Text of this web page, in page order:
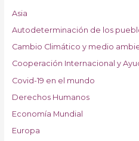
Asia
Autodeterminación de los
Cambio Climático y medio
Cooperación Internacional y
Covid-19 en el mundo
Derechos Humanos
Economía Mundial
Europa